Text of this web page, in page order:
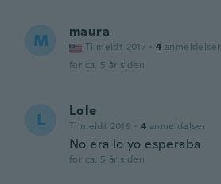
M maura
Tilmeldt 2017 · 4 anmeldelser
for ca. 5 år siden
L Lole
Tilmeldt 2019 · 4 anmeldelser
No era lo yo esperaba
for ca. 5 år siden